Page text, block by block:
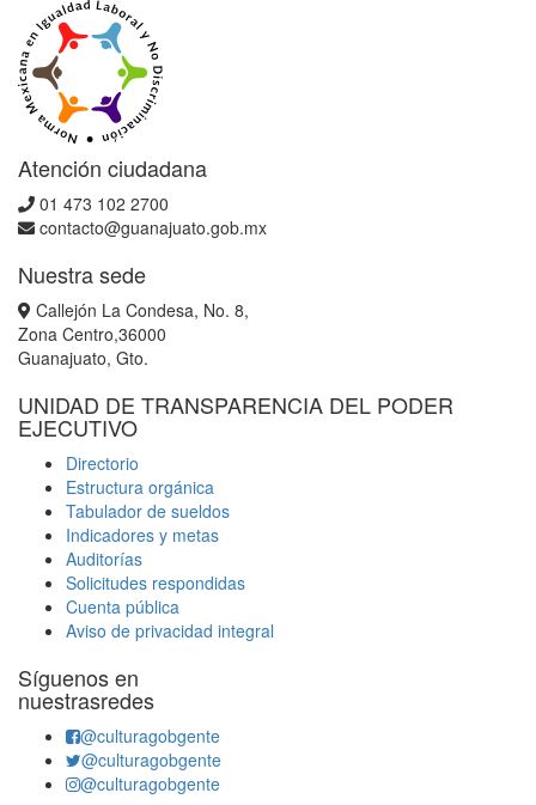
Atención ciudadana
01 473 102 2700
contacto@guanajuato.gob.mx
Nuestra sede
Callejón La Condesa, No. 8,
Zona Centro,36000
Guanajuato, Gto.
UNIDAD DE TRANSPARENCIA DEL PODER
EJECUTIVO
Directorio
Estructura orgánica
Tabulador de sueldos
Indicadores y metas
Auditorías
Solicitudes respondidas
Cuenta pública
Aviso de privacidad integral
Síguenos en
nuestrasredes
@culturagobgente
@culturagobgente
@culturagobgente